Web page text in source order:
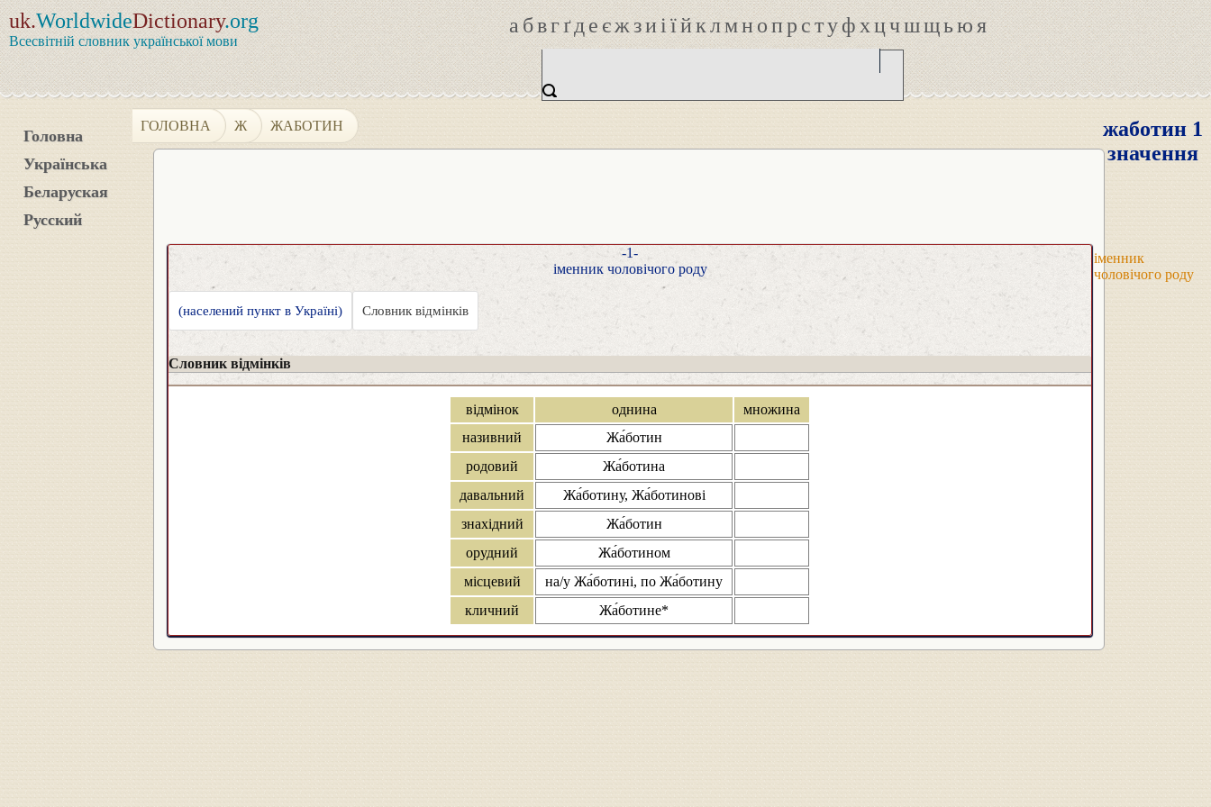
uk.WorldwideDictionary.org
Всесвітній словник української мови
абвгґдеєжзиіїйклмнопрстуфхцчшщьюя
Головна
Українська
Беларуская
Русский
ГОЛОВНА Ж ЖАБОТИН
жаботин 1
значення
іменник
чоловічого роду
-1-
іменник чоловічого роду
(населений пункт в Україні) Словник відмінків
Словник відмінків
відмінок однина
множина
називний
Жа́ботин
родовий
Жа́ботина
давальний
Жа́ботину, Жа́ботинові
знахідний
Жа́ботин
орудний
Жа́ботином
місцевий
на/у Жа́ботині, по Жа́ботину
кличний
Жа́ботине*